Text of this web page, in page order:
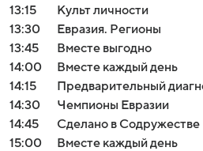
13:15
Культ личности
13:30
Евразия. Регионы
13:45
Вместе выгодно
14:00
Вместе каждый день
14:15
Предварительный
14:30
Чемпионы Евразии
14:45
Сделано в Содружестве
15:00
Вместе каждый день